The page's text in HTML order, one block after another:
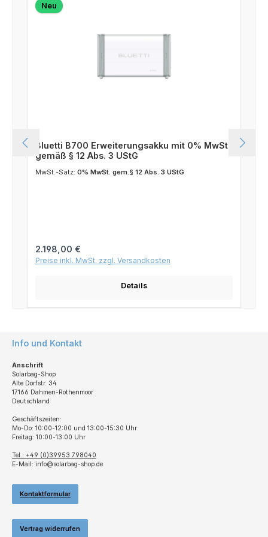
Neu
Bluetti B700 Erweiterungsakku mit 0% MwSt.
gemäß § 12 Abs. 3 UStG
MwSt.-Satz: 0% MwSt. gem.§ 12 Abs. 3 UStG
Regulärer Preis:
2.198,00 €
Preise inkl. MwSt. zzgl. Versandkosten
Details
Info und Kontakt
Anschrift
Solarbag-Shop
Alte Dorfstr. 34
17166 Dahmen-Rothenmoor
Deutschland
Geschäftszeiten:
Mo-Do: 10:00-12:00 und 13:00-15:30 Uhr
Freitag: 10:00-13:00 Uhr
Tel.: +49 (0)39953 798040
E-Mail: info@solarbag-shop.de
Kontaktformular
Vertrag widerrufen